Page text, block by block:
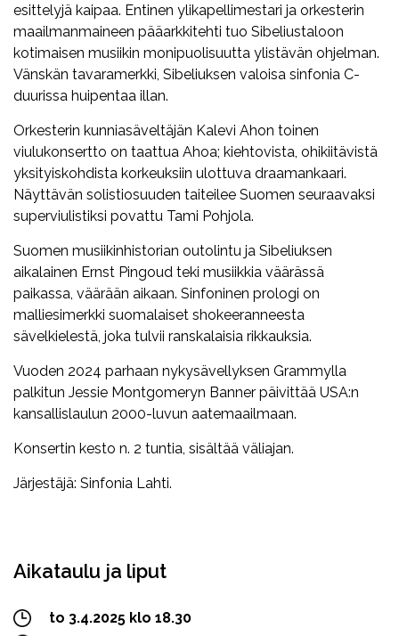
esittelyjä kaipaa. Entinen ylikapellimestari ja orkesterin
maailmanmaineen pääarkkitehti tuo Sibeliustaloon
kotimaisen musiikin monipuolisuutta ylistävän ohjelman.
Vänskän tavaramerkki, Sibeliuksen valoisa sinfonia C-
duurissa huipentaa illan.
Orkesterin kunniasäveltäjän Kalevi Ahon toinen
viulukonsertto on taattua Ahoa; kiehtovista, ohikiitävistä
yksityiskohdista korkeuksiin ulottuva draamankaari.
Näyttävän solistiosuuden taiteilee Suomen seuraavaksi
superviulistiksi povattu Tami Pohjola.
Suomen musiikinhistorian outolintu ja Sibeliuksen
aikalainen Ernst Pingoud teki musiikkia väärässä
paikassa, väärään aikaan. Sinfoninen prologi on
malliesimerkki suomalaiset shokeeranneesta
sävelkielestä, joka tulvii ranskalaisia rikkauksia.
Vuoden 2024 parhaan nykysävellyksen Grammylla
palkitun Jessie Montgomeryn Banner päivittää USA:n
kansallislaulun 2000-luvun aatemaailmaan.
Konsertin kesto n. 2 tuntia, sisältää väliajan.
Järjestäjä: Sinfonia Lahti.
Aikataulu ja liput
to 3.4.2025 klo 18.30